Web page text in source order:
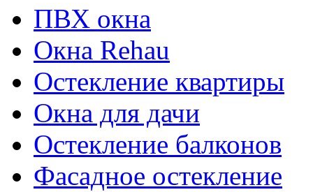
ПВХ окна
Окна Rehau
Остекление квартиры
Окна для дачи
Остекление балконов
Фасадное остекление